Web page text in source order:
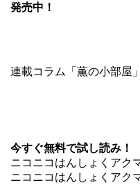
発売中！
連載コラム「薫の小部屋
今すぐ無料で試し読み！
ニコニコはんしょくアク
ニコニコはんしょくアク